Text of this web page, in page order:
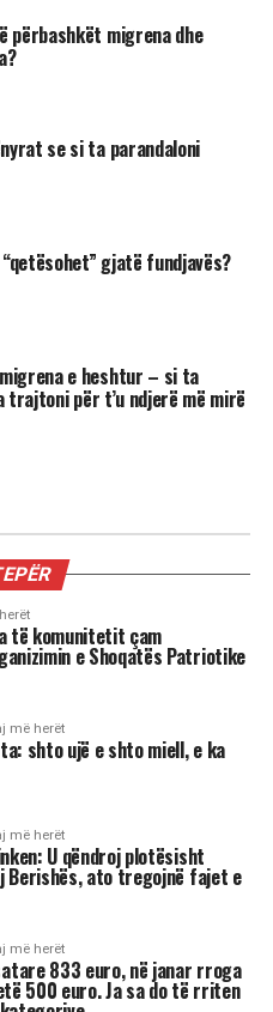
përbashkët migrena dhe
se si ta parandaloni
gjatë fundjavës?
e heshtur – si ta
trajtoni për t’u ndjerë më mirë
të horoskopit
shenja të zodiakut
xhelozi, për
ose nevojës së
tensione dhe konflikte,